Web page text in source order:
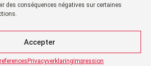
des conséquences négatives sur certaines
Accepter
Privacyverklaring Impression